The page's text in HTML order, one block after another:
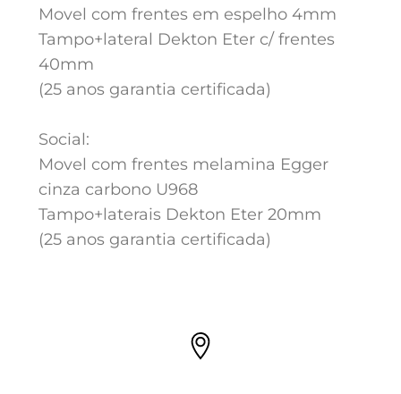
Movel com frentes em espelho 4mm
Tampo+lateral Dekton Eter c/ frentes
40mm
(25 anos garantia certificada)
Social:
Movel com frentes melamina Egger
cinza carbono U968
Tampo+laterais Dekton Eter 20mm
(25 anos garantia certificada)